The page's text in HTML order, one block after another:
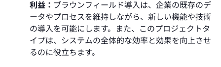
利益： ブラウンフィールド導入は、企業の既存のデ
ータやプロセスを維持しながら、新しい機能や技術
の導入を可能にします。また、このプロジェクトタ
イプは、システムの全体的な効率と効果を向上させ
るのに役立ちます。